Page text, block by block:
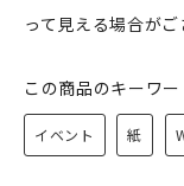
って見える場合がご
この商品のキーワー
イベント 紙